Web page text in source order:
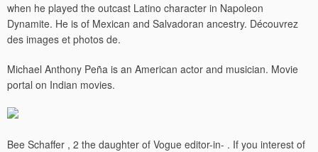
when he played the outcast Latino character in Napoleon
Dynamite. He is of Mexican and Salvadoran ancestry. Découvrez
des images et photos de.
Michael Anthony Peña is an American actor and musician. Movie
portal on Indian movies.
Bee Schaffer , 2 the daughter of Vogue editor-in- . If you interest of